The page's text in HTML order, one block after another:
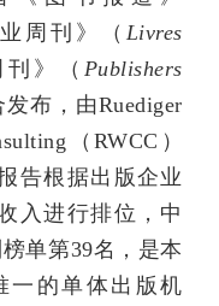
周刊》（ Livres
》（ Publishers
发布，由Ruediger
（ RWCC ）
告根据出版企业
入进行排位，中
单第39名，是本
一的单体出版机